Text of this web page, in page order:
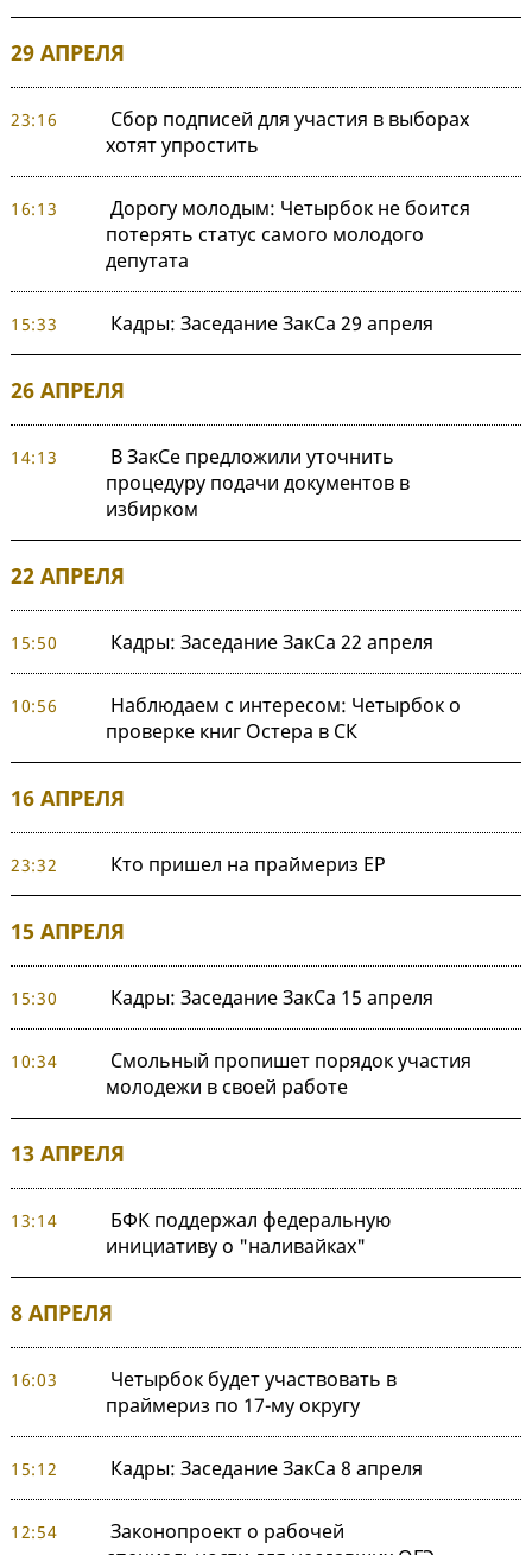
29 АПРЕЛЯ
23:16
Сбор подписей для участия в выборах
хотят упростить
16:13
Дорогу молодым: Четырбок не боится
потерять статус самого молодого
депутата
15:33 Кадры: Заседание ЗакСа 29 апреля
26 АПРЕЛЯ
14:13
В ЗакСе предложили уточнить
процедуру подачи документов в
избирком
22 АПРЕЛЯ
15:50 Кадры: Заседание ЗакСа 22 апреля
10:56
Наблюдаем с интересом: Четырбок о
проверке книг Остера в СК
16 АПРЕЛЯ
23:32 Кто пришел на праймериз ЕР
15 АПРЕЛЯ
15:30 Кадры: Заседание ЗакСа 15 апреля
10:34
Смольный пропишет порядок участия
молодежи в своей работе
13 АПРЕЛЯ
13:14
БФК поддержал федеральную
инициативу о "наливайках"
8 АПРЕЛЯ
16:03
Четырбок будет участвовать в
праймериз по 17-му округу
15:12 Кадры: Заседание ЗакСа 8 апреля
12:54
Законопроект о рабочей